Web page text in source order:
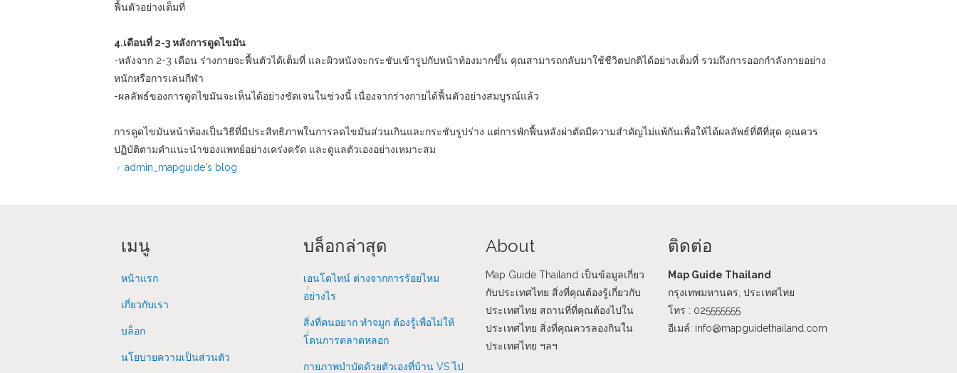
ฟื้นตัวอย่างเต็มที่
4.เดือนที่ 2-3 หลังการดูดไขมัน
-หลังจาก 2-3 เดือน ร่างกายจะฟื้นตัวได้เต็มที่ และผิวหนังจะกระชับเข้ารูปกับหน้าท้องมากขึ้น คุณสามารถกลับมาใช้ชีวิตปกติได้อย่างเต็มที่ รวมถึงการออกกำลังกายอย่าง
หนักหรือการเล่นกีฬา
-ผลลัพธ์ของการดูดไขมันจะเห็นได้อย่างชัดเจนในช่วงนี้ เนื่องจากร่างกายได้ฟื้นตัวอย่างสมบูรณ์แล้ว
การดูดไขมันหน้าท้องเป็นวิธีที่มีประสิทธิภาพในการลดไขมันส่วนเกินและกระชับรูปร่าง แต่การพักฟื้นหลังผ่าตัดมีความสำคัญไม่แพ้กันเพื่อให้ได้ผลลัพธ์ที่ดีที่สุด คุณควร
ปฏิบัติตามคำแนะนำของแพทย์อย่างเคร่งครัด และดูแลตัวเองอย่างเหมาะสม
admin_mapguide's blog
เมนู
หน้าแรก
เกี่ยวกับเรา
บล็อก
นโยบายความเป็นส่วนตัว
บล็อกล่าสุด
เอนโดไทน์ ต่างจากการร้อยไหม
อย่างไร
สิ่งที่คนอยาก ทำจมูก ต้องรู้เพื่อไม่ให้
โดนการตลาดหลอก
กายภาพบำบัดด้วยตัวเองที่บ้าน VS ไป
About
Map Guide Thailand เป็นข้อมูลเกี่ยว
กับประเทศไทย สิ่งที่คุณต้องรู้เกี่ยวกับ
ประเทศไทย สถานที่ที่คุณต้องไปใน
ประเทศไทย สิ่งที่คุณควรลองกินใน
ประเทศไทย ฯลฯ
ติดต่อ
Map Guide Thailand
กรุงเทพมหานคร, ประเทศไทย
โทร : 025555555
อีเมล์: info@mapguidethailand.com